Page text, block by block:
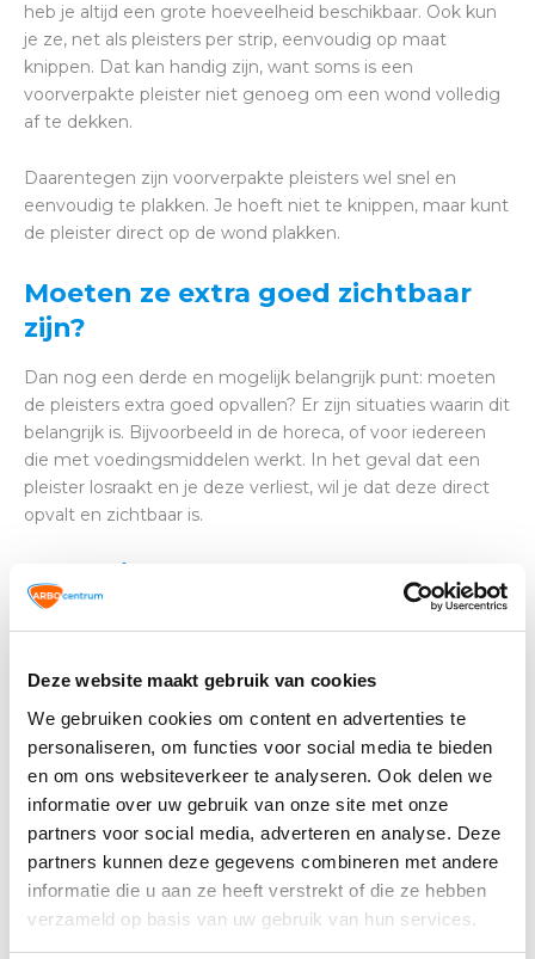
Deze website maakt gebruik van cookies
We gebruiken cookies om content en advertenties te
personaliseren, om functies voor social media te bieden
en om ons websiteverkeer te analyseren. Ook delen we
informatie over uw gebruik van onze site met onze
partners voor social media, adverteren en analyse. Deze
partners kunnen deze gegevens combineren met andere
informatie die u aan ze heeft verstrekt of die ze hebben
verzameld op basis van uw gebruik van hun services.
heb je altijd een grote hoeveelheid beschikbaar. Ook kun
je ze, net als pleisters per strip, eenvoudig op maat
knippen. Dat kan handig zijn, want soms is een
voorverpakte pleister niet genoeg om een wond volledig
af te dekken.
Daarentegen zijn voorverpakte pleisters wel snel en
eenvoudig te plakken. Je hoeft niet te knippen, maar kunt
de pleister direct op de wond plakken.
Moeten ze extra goed zichtbaar
zijn?
Dan nog een derde en mogelijk belangrijk punt: moeten
de pleisters extra goed opvallen? Er zijn situaties waarin dit
belangrijk is. Bijvoorbeeld in de horeca, of voor iedereen
die met voedingsmiddelen werkt. In het geval dat een
pleister losraakt en je deze verliest, wil je dat deze direct
opvalt en zichtbaar is.
Bestel jouw pleisters eenvoudig in
onze webshop
pleistersin onze webshop.
Altijd op de hoogte blijven van de
laatste nieuwtjes, acties en meer?
Schrijf je in voor onze nieuwsbrief!
Abonneer